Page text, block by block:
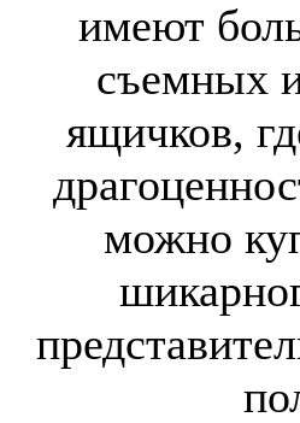
имеют
съемных
ящичков,
можно